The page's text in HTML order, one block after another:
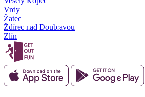
Vrdy
Žatec
Ždírec nad Doubravou
Zlín